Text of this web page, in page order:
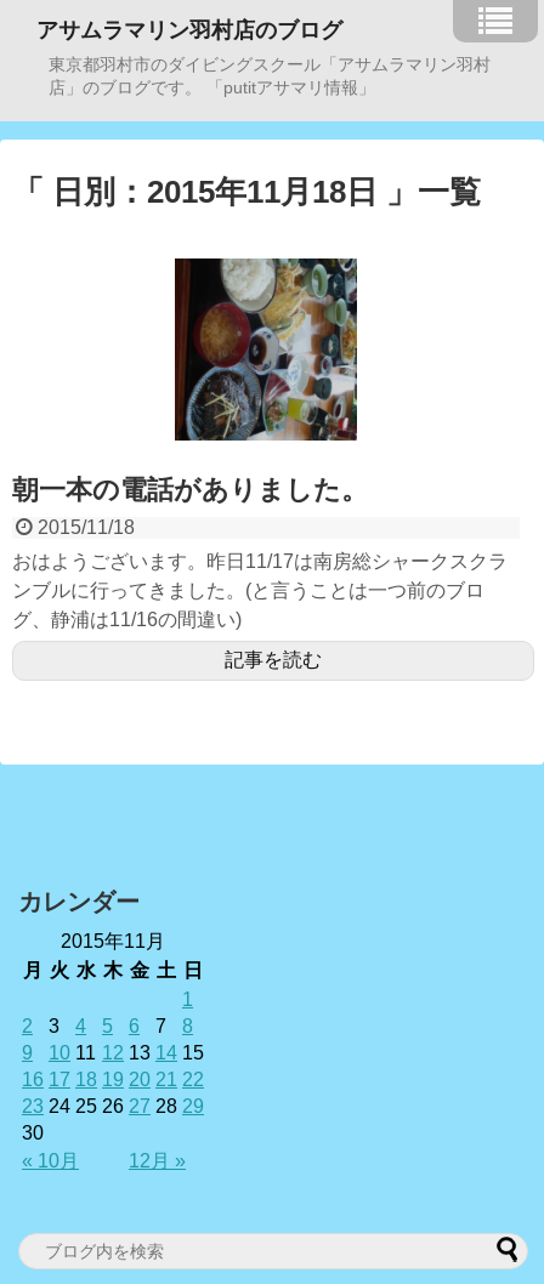
アサムラマリン羽村店のブログ
東京都羽村市のダイビングスクール「アサムラマリン羽村
店」のブログです。 「putitアサマリ情報」
「 日別：2015年11月18日 」一覧
朝一本の電話がありました。
2015/11/18
おはようございます。昨日11/17は南房総シャークスクラ
ンブルに行ってきました。(と言うことは一つ前のブロ
グ、静浦は11/16の間違い)
記事を読む
カレンダー
2015年11月
月
火 水 木 金 土 日
« 10月 12月 »
1
2
3 4 5 6 7
8
9
10 11 12 13 14 15
16 17 18 19 20 21 22
23 24 25 26 27 28 29
30